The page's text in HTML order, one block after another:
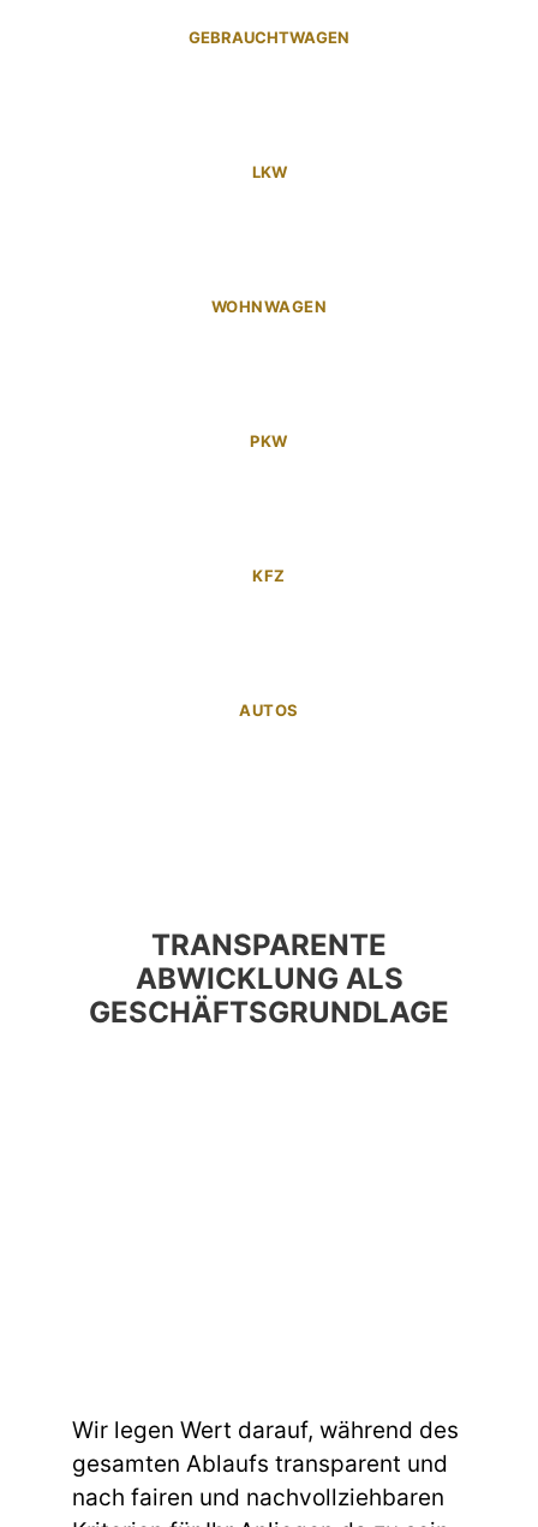
GEBRAUCHTWAGEN
LKW
WOHNWAGEN
PKW
KFZ
AUTOS
TRANSPARENTE
ABWICKLUNG ALS
GESCHÄFTSGRUNDLAGE
Wir legen Wert darauf, während des
gesamten Ablaufs transparent und
nach fairen und nachvollziehbaren